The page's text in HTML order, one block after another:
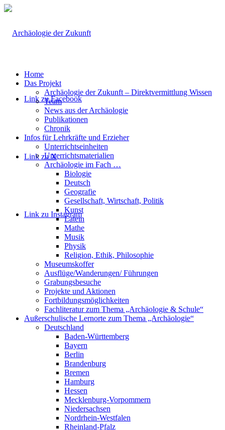
Link zu Facebook
Link zu X
Link zu Instagram
Home
Das Projekt
Archäologie der Zukunft – Direktvermittlung Wissen
Team
News aus der Archäologie
Publikationen
Chronik
Infos für Lehrkräfte und Erzieher
Unterrichtseinheiten
Unterrichtsmaterialien
Archäologie im Fach …
Biologie
Deutsch
Geografie
Gesellschaft, Wirtschaft, Politik
Kunst
Latein
Mathe
Musik
Physik
Religion, Ethik, Philosophie
Museumskoffer
Ausflüge/Wanderungen/ Führungen
Grabungsbesuche
Projekte und Aktionen
Fortbildungsmöglichkeiten
Fachliteratur zum Thema „Archäologie & Schule“
Außerschulische Lernorte zum Thema „Archäologie“
Deutschland
Baden-Württemberg
Bayern
Berlin
Brandenburg
Bremen
Hamburg
Hessen
Mecklenburg-Vorpommern
Niedersachsen
Nordrhein-Westfalen
Rheinland-Pfalz